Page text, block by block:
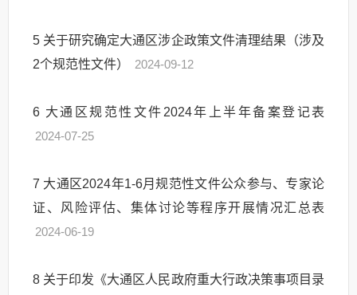
5 关于研究确定大通区涉企政策文件清理结果（涉及
2个规范性文件）
2024-09-12
6 大通区规范性文件2024年上半年备案登记表
2024-07-25
7 大通区2024年1-6月规范性文件公众参与、专家论
证、风险评估、集体讨论等程序开展情况汇总表
2024-06-19
8 关于印发《大通区人民政府重大行政决策事项目录